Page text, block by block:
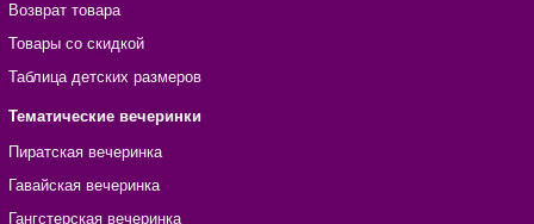
Возврат товара
Товары со скидкой
Таблица детских размеров
Тематические вечеринки
Пиратская вечеринка
Гавайская вечеринка
Гангстерская вечеринка